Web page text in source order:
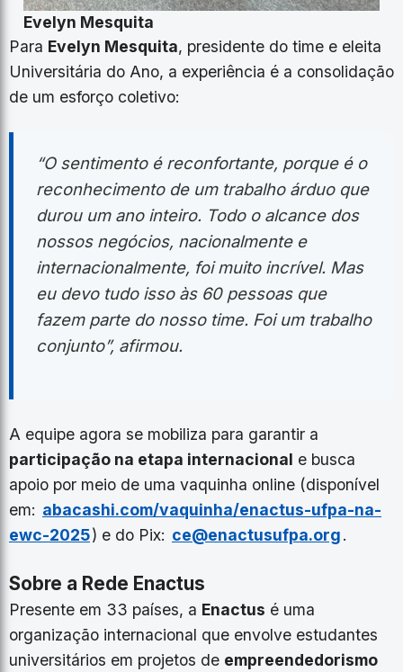
Evelyn Mesquita
Para Evelyn Mesquita, presidente do time e eleita
Universitária do Ano, a experiência é a consolidação
de um esforço coletivo:
“O sentimento é reconfortante, porque é o
reconhecimento de um trabalho árduo que
durou um ano inteiro. Todo o alcance dos
nossos negócios, nacionalmente e
internacionalmente, foi muito incrível. Mas
eu devo tudo isso às 60 pessoas que
fazem parte do nosso time. Foi um trabalho
conjunto”, afirmou.
A equipe agora se mobiliza para garantir a
participação na etapa internacional e busca
apoio por meio de uma vaquinha online (disponível
em: abacashi.com/vaquinha/enactus-ufpa-na-
ewc-2025) e do Pix: ce@enactusufpa.org.
Sobre a Rede Enactus
Presente em 33 países, a Enactus é uma
organização internacional que envolve estudantes
universitários em projetos de empreendedorismo